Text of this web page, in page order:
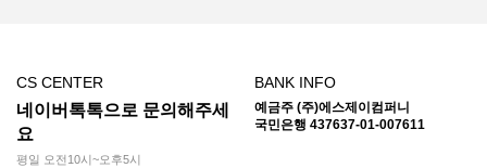
소토(Soto) 솔로(Solo) 솔라브라더(Solabrather)
CS CENTER
네이버톡톡으로 문의해주세
요
평일 오전10시~오후5시
BANK INFO
예금주 (주)에스제이컴퍼니
국민은행 437637-01-007611